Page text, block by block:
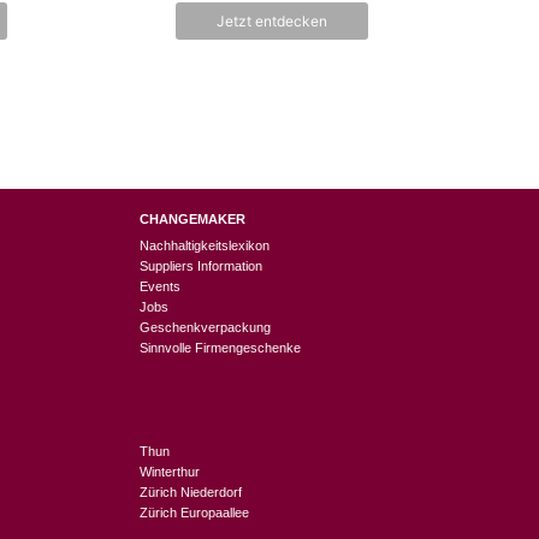
5
war:
CHF 6.90CHF 3.45.
Jetzt entdecken
CHANGEMAKER
Nachhaltigkeitslexikon
Suppliers Information
Events
Jobs
Geschenkverpackung
Sinnvolle Firmengeschenke
Thun
Winterthur
Zürich Niederdorf
Zürich Europaallee